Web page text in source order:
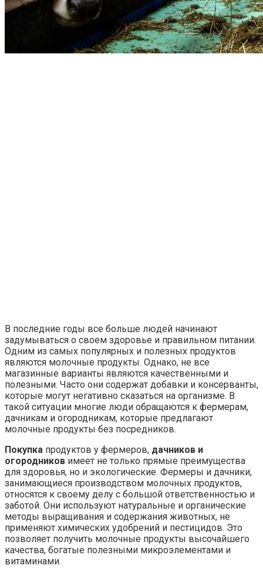
В последние годы все больше людей начинают
задумываться о своем здоровье и правильном питании.
Одним из самых популярных и полезных продуктов
являются молочные продукты. Однако, не все
магазинные варианты являются качественными и
полезными. Часто они содержат добавки и консерванты,
которые могут негативно сказаться на организме. В
такой ситуации многие люди обращаются к фермерам,
дачникам и огородникам, которые предлагают
молочные продукты без посредников.
Покупка продуктов у фермеров, дачников и
огородников имеет не только прямые преимущества
для здоровья, но и экологические. Фермеры и дачники,
занимающиеся производством молочных продуктов,
относятся к своему делу с большой ответственностью и
заботой. Они используют натуральные и органические
методы выращивания и содержания животных, не
применяют химических удобрений и пестицидов. Это
позволяет получить молочные продукты высочайшего
качества, богатые полезными микроэлементами и
витаминами.